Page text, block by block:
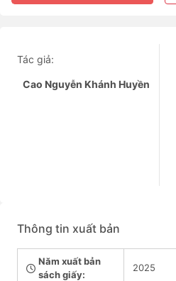
Tác giả:
Cao Nguyễn Khánh Huyền
Thông tin xuất bản
Năm xuất bản
sách giấy:
2025